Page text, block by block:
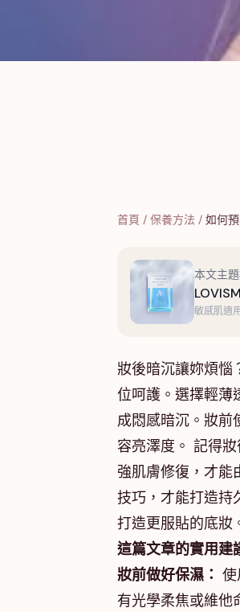
首頁 / 保養方法 / 如何
本文主
敏感肌適
妝後暗沉讓妳煩惱
位呵護。選擇輕薄
成悶感暗沉。妝前
容亮澤度。 記得
強肌膚修復，才能
技巧，才能打造持
打造更服貼的底妝
這篇文章的實用建
妝前做好保濕：
有光學柔焦或維他